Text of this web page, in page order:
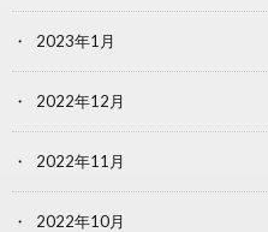
2023年1月
2022年12月
2022年11月
2022年10月